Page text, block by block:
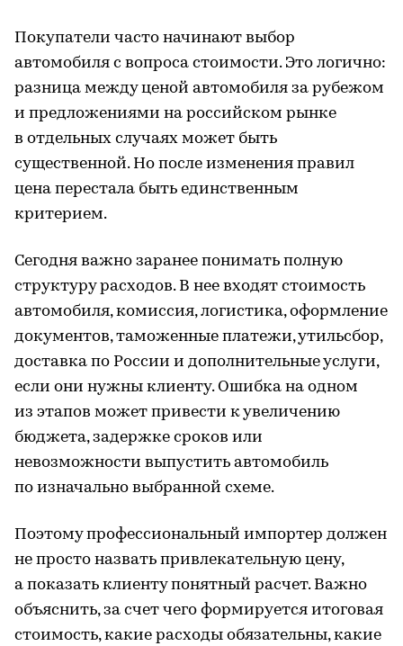
Покупатели часто начинают выбор
автомобиля с вопроса стоимости. Это логично:
разница между ценой автомобиля за рубежом
и предложениями на российском рынке
в отдельных случаях может быть
существенной. Но после изменения правил
цена перестала быть единственным
критерием.
Сегодня важно заранее понимать полную
структуру расходов. В нее входят стоимость
автомобиля, комиссия, логистика, оформление
документов, таможенные платежи, утильсбор,
доставка по России и дополнительные услуги,
если они нужны клиенту. Ошибка на одном
из этапов может привести к увеличению
бюджета, задержке сроков или
невозможности выпустить автомобиль
по изначально выбранной схеме.
Поэтому профессиональный импортер должен
не просто назвать привлекательную цену,
а показать клиенту понятный расчет. Важно
объяснить, за счет чего формируется итоговая
стоимость, какие расходы обязательны, какие